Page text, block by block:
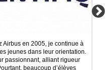
Airbus en 2005, je continue à
jeunes dans leur orientation.
passionnant, alliant rigueur
beaucoup d’élèves